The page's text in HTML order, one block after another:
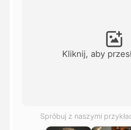
Zobacz
Kliknij, aby
Spróbuj z naszymi